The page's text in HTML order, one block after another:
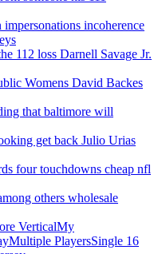
incoherence
112 loss Darnell Savage Jr.
Womens David Backes
that baltimore will
get back Julio Urias
four touchdowns cheap nfl
others wholesale
VerticalMy
PlayersSingle 16